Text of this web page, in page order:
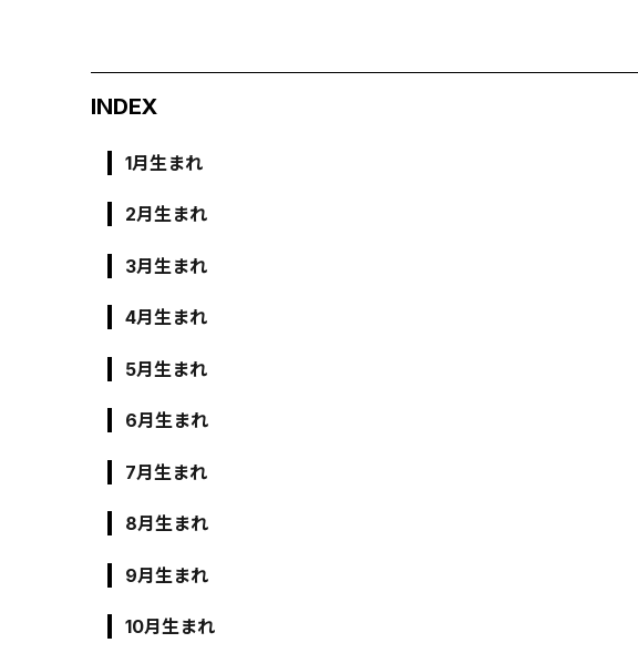
INDEX
1月生まれ
2月生まれ
3月生まれ
4月生まれ
5月生まれ
6月生まれ
7月生まれ
8月生まれ
9月生まれ
10月生まれ